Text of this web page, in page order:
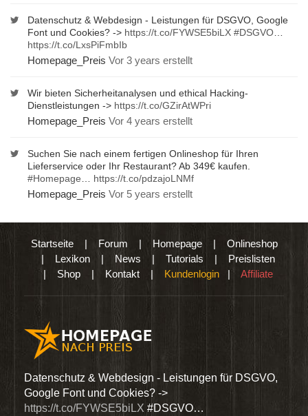
Datenschutz & Webdesign - Leistungen für DSGVO, Google
Font und Cookies? -> https://t.co/FYWSE5biLX #DSGVO
https://t.co/LxsPiFmbIb
Homepage_Preis Vor 3 years erstellt
Wir bieten Sicherheitanalysen und ethical Hacking-
Dienstleistungen -> https://t.co/GZirAtWPri
Homepage_Preis Vor 4 years erstellt
Suchen Sie nach einem fertigen Onlineshop für Ihren
Lieferservice oder Ihr Restaurant? Ab 349€ kaufen.
#Homepage
https://t.co/pdzajoLNMf
Homepage_Preis Vor 5 years erstellt
Startseite| Forum | Homepage| Onlineshop
| Lexikon |News | Tutorials | Preislisten
| Shop | Kontakt | Kundenlogin | Affiliate
Datenschutz & Webdesign - Leistungen für DSGVO,
Google Font und Cookies? ->
https://t.co/FYWSE5biLX #DSGVO…